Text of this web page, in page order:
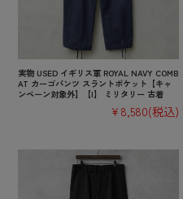
実物 USED イギリス軍 ROYAL NAVY COMB
AT カーゴパンツ スラントポケット【キャ
ンペーン対象外】【I】 ミリタリー 古着
¥8,580(税込)